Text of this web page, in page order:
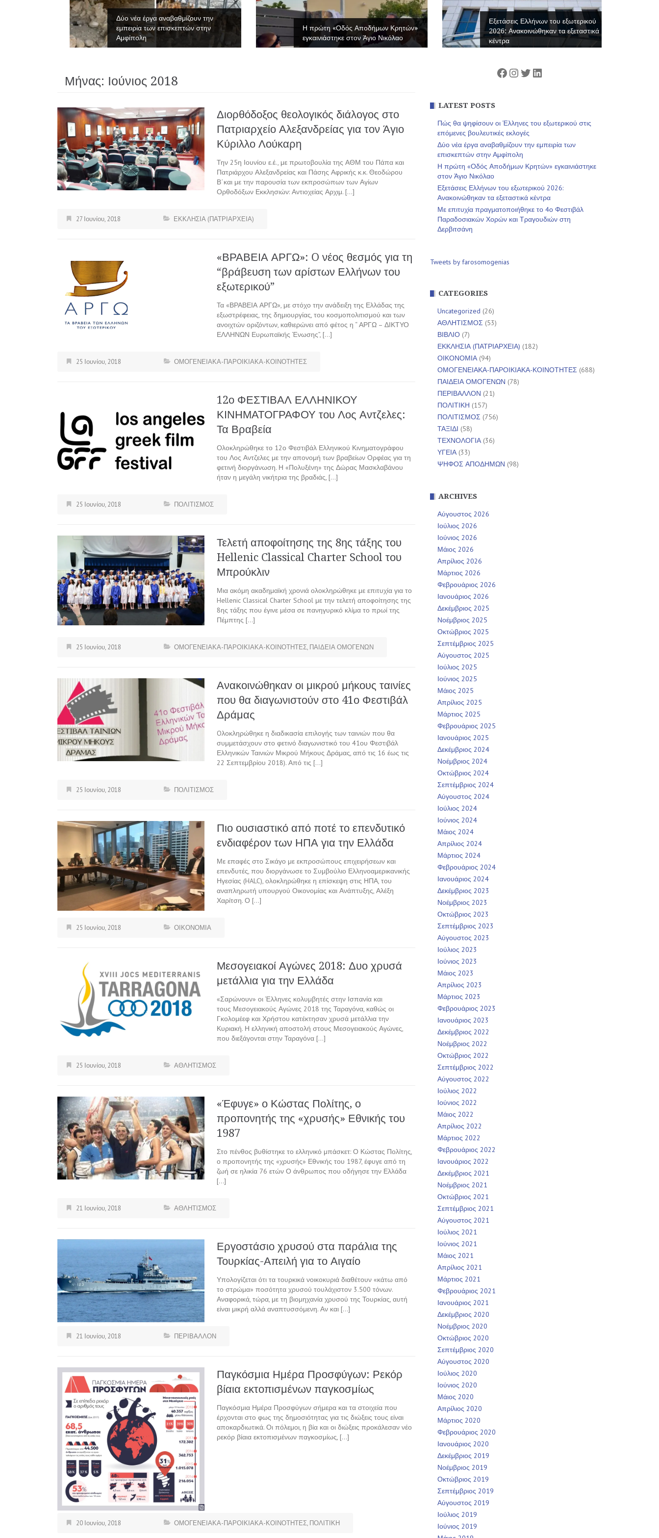
Δύο νέα έργα αναβαθμίζουν την
εμπειρία των επισκεπτών στην
Αμφίπολη
Η πρώτη «Οδός Αποδήμων Κρητών»
εγκαινιάστηκε στον Άγιο Νικόλαο
Εξετάσεις Ελλήνων του εξωτερικού
2026: Ανακοινώθηκαν τα εξεταστικά
κέντρα
Μήνας: Ιούνιος 2018
Διορθόδοξος θεολογικός διάλογος στο
Πατριαρχείο Αλεξανδρείας για τον Άγιο
Κύριλλο Λούκαρη
Την 25η Ιουνίου ε.έ., με πρωτοβουλία της ΑΘΜ του Πάπα και
Πατριάρχου Αλεξανδρείας και Πάσης Αφρικής κ.κ. Θεοδώρου
Β΄και με την παρουσία των εκπροσώπων των Αγίων
Ορθοδόξων Εκκλησιών: Αντιοχείας Αρχιμ. […]
27 Ιουνίου, 2018 ΕΚΚΛΗΣΙΑ (ΠΑΤΡΙΑΡΧΕΙΑ)
«ΒΡΑΒΕΙΑ ΑΡΓΩ»: O νέος θεσμός για τη
“βράβευση των αρίστων Ελλήνων του
εξωτερικού”
Τα «ΒΡΑΒΕΙΑ ΑΡΓΩ», με στόχο την ανάδειξη της Ελλάδας της
εξωστρέφειας, της δημιουργίας, του κοσμοπολιτισμού και των
ανοιχτών οριζόντων, καθιερώνει από φέτος η “ ΑΡΓΩ – ΔΙΚΤΥΟ
ΕΛΛΗΝΩΝ Ευρωπαϊκής Ένωσης”, […]
25 Ιουνίου, 2018 ΟΜΟΓΕΝΕΙΑΚΑ-ΠΑΡΟΙΚΙΑΚΑ-ΚΟΙΝΟΤΗΤΕΣ
12ο ΦΕΣΤΙΒΑΛ ΕΛΛΗΝΙΚΟΥ
ΚΙΝΗΜΑΤΟΓΡΑΦΟΥ του Λος Αντζελες:
Τα Βραβεία
Ολοκληρώθηκε το 12ο Φεστιβάλ Ελληνικού Κινηματογράφου
του Λος Αντζελες με την απονομή των βραβείων Ορφέας για τη
φετινή διοργάνωση. Η «Πολυξένη» της Δώρας Μασκλαβάνου
ήταν η μεγάλη νικήτρια της βραδιάς, […]
25 Ιουνίου, 2018 ΠΟΛΙΤΙΣΜΟΣ
Τελετή αποφοίτησης της 8ης τάξης του
Hellenic Classical Charter School του
Μπρούκλιν
Μια ακόμη ακαδημαϊκή χρονιά ολοκληρώθηκε με επιτυχία για το
Hellenic Classical Charter School με την τελετή αποφοίτησης της
8ης τάξης που έγινε μέσα σε πανηγυρικό κλίμα το πρωί της
Πέμπτης […]
25 Ιουνίου, 2018 ΟΜΟΓΕΝΕΙΑΚΑ-ΠΑΡΟΙΚΙΑΚΑ-ΚΟΙΝΟΤΗΤΕΣ, ΠΑΙΔΕΙΑ ΟΜΟΓΕΝΩΝ
Ανακοινώθηκαν οι μικρού μήκους ταινίες
που θα διαγωνιστούν στο 41ο Φεστιβάλ
Δράμας
Oλοκληρώθηκε η διαδικασία επιλογής των ταινιών που θα
συμμετάσχουν στο φετινό διαγωνιστικό του 41ου Φεστιβάλ
Ελληνικών Ταινιών Μικρού Μήκους Δράμας, από τις 16 έως τις
22 Σεπτεμβρίου 2018). Από τις […]
25 Ιουνίου, 2018 ΠΟΛΙΤΙΣΜΟΣ
Πιο ουσιαστικό από ποτέ το επενδυτικό
ενδιαφέρον των ΗΠΑ για την Ελλάδα
Με επαφές στο Σικάγο με εκπροσώπους επιχειρήσεων και
επενδυτές, που διοργάνωσε το Συμβούλιο Ελληνοαμερικανικής
Ηγεσίας (HALC), ολοκληρώθηκε η επίσκεψη στις ΗΠΑ, του
αναπληρωτή υπουργού Οικονομίας και Ανάπτυξης, Αλέξη
Χαρίτση. Ο […]
25 Ιουνίου, 2018 ΟΙΚΟΝΟΜΙΑ
Μεσογειακοί Αγώνες 2018: Δυο χρυσά
μετάλλια για την Ελλάδα
«Σαρώνουν» οι Έλληνες κολυμβητές στην Ισπανία και
τους Μεσογειακούς Αγώνες 2018 της Ταραγόνα, καθώς οι
Γκολομέεφ και Χρήστου κατέκτησαν χρυσά μετάλλια την
Κυριακή. Η ελληνική αποστολή στους Μεσογειακούς Αγώνες,
που διεξάγονται στην Ταραγόνα […]
25 Ιουνίου, 2018 ΑΘΛΗΤΙΣΜΟΣ
«Έφυγε» ο Κώστας Πολίτης, ο
προπονητής της «χρυσής» Εθνικής του
1987
Στο πένθος βυθίστηκε το ελληνικό μπάσκετ: Ο Κώστας Πολίτης,
ο προπονητής της «χρυσής» Εθνικής του 1987, έφυγε από τη
ζωή σε ηλικία 76 ετών Ο άνθρωπος που οδήγησε την Ελλάδα
[…]
21 Ιουνίου, 2018 ΑΘΛΗΤΙΣΜΟΣ
Εργοστάσιο χρυσού στα παράλια της
Τουρκίας-Απειλή για το Αιγαίο
Υπολογίζεται ότι τα τουρκικά νοικοκυριά διαθέτουν «κάτω από
το στρώμα» ποσότητα χρυσού τουλάχιστον 3.500 τόνων.
Αναφορικά, τώρα, με τη βιομηχανία χρυσού της Τουρκίας, αυτή
είναι μικρή αλλά αναπτυσσόμενη. Αν και […]
21 Ιουνίου, 2018 ΠΕΡΙΒΑΛΛΟΝ
Παγκόσμια Ημέρα Προσφύγων: Ρεκόρ
βίαια εκτοπισμένων παγκοσμίως
Παγκόσμια Ημέρα Προσφύγων σήμερα και τα στοιχεία που
έρχονται στο φως της δημοσιότητας για τις διώξεις τους είναι
αποκαρδιωτικά. Οι πόλεμοι, η βία και οι διώξεις προκάλεσαν νέο
ρεκόρ βίαια εκτοπισμένων παγκοσμίως, […]
20 Ιουνίου, 2018 ΟΜΟΓΕΝΕΙΑΚΑ-ΠΑΡΟΙΚΙΑΚΑ-ΚΟΙΝΟΤΗΤΕΣ, ΠΟΛΙΤΙΚΗ
Facebook
Instagram
Twitter
Linkedin
LATEST POSTS
Πώς θα ψηφίσουν οι Έλληνες του εξωτερικού στις
επόμενες βουλευτικές εκλογές
Δύο νέα έργα αναβαθμίζουν την εμπειρία των
επισκεπτών στην Αμφίπολη
Η πρώτη «Οδός Αποδήμων Κρητών» εγκαινιάστηκε
στον Άγιο Νικόλαο
Εξετάσεις Ελλήνων του εξωτερικού 2026:
Ανακοινώθηκαν τα εξεταστικά κέντρα
Με επιτυχία πραγματοποιήθηκε το 4ο Φεστιβάλ
Παραδοσιακών Χορών και Τραγουδιών στη
Δερβιτσάνη
Tweets by farosomogenias
CATEGORIES
Uncategorized (26)
ΑΘΛΗΤΙΣΜΟΣ (53)
ΒΙΒΛΙΟ (7)
ΕΚΚΛΗΣΙΑ (ΠΑΤΡΙΑΡΧΕΙΑ) (182)
ΟΙΚΟΝΟΜΙΑ(94)
ΟΜΟΓΕΝΕΙΑΚΑ-ΠΑΡΟΙΚΙΑΚΑ-ΚΟΙΝΟΤΗΤΕΣ (688)
ΠΑΙΔΕΙΑ ΟΜΟΓΕΝΩΝ (78)
ΠΕΡΙΒΑΛΛΟΝ (21)
ΠΟΛΙΤΙΚΗ (157)
ΠΟΛΙΤΙΣΜΟΣ (756)
ΤΑΞΙΔΙ (58)
ΤΕΧΝΟΛΟΓΙΑ(36)
ΥΓΕΙΑ(33)
ΨΗΦΟΣ ΑΠΟΔΗΜΩΝ (98)
ARCHIVES
Αύγουστος 2026
Ιούλιος 2026
Ιούνιος 2026
Μάιος 2026
Απρίλιος 2026
Μάρτιος 2026
Φεβρουάριος 2026
Ιανουάριος 2026
Δεκέμβριος 2025
Νοέμβριος 2025
Οκτώβριος 2025
Σεπτέμβριος 2025
Αύγουστος 2025
Ιούλιος 2025
Ιούνιος 2025
Μάιος 2025
Απρίλιος 2025
Μάρτιος 2025
Φεβρουάριος 2025
Ιανουάριος 2025
Δεκέμβριος 2024
Νοέμβριος 2024
Οκτώβριος 2024
Σεπτέμβριος 2024
Αύγουστος 2024
Ιούλιος 2024
Ιούνιος 2024
Μάιος 2024
Απρίλιος 2024
Μάρτιος 2024
Φεβρουάριος 2024
Ιανουάριος 2024
Δεκέμβριος 2023
Νοέμβριος 2023
Οκτώβριος 2023
Σεπτέμβριος 2023
Αύγουστος 2023
Ιούλιος 2023
Ιούνιος 2023
Μάιος 2023
Απρίλιος 2023
Μάρτιος 2023
Φεβρουάριος 2023
Ιανουάριος 2023
Δεκέμβριος 2022
Νοέμβριος 2022
Οκτώβριος 2022
Σεπτέμβριος 2022
Αύγουστος 2022
Ιούλιος 2022
Ιούνιος 2022
Μάιος 2022
Απρίλιος 2022
Μάρτιος 2022
Φεβρουάριος 2022
Ιανουάριος 2022
Δεκέμβριος 2021
Νοέμβριος 2021
Οκτώβριος 2021
Σεπτέμβριος 2021
Αύγουστος 2021
Ιούλιος 2021
Ιούνιος 2021
Μάιος 2021
Απρίλιος 2021
Μάρτιος 2021
Φεβρουάριος 2021
Ιανουάριος 2021
Δεκέμβριος 2020
Νοέμβριος 2020
Οκτώβριος 2020
Σεπτέμβριος 2020
Αύγουστος 2020
Ιούλιος 2020
Ιούνιος 2020
Μάιος 2020
Απρίλιος 2020
Μάρτιος 2020
Φεβρουάριος 2020
Ιανουάριος 2020
Δεκέμβριος 2019
Νοέμβριος 2019
Οκτώβριος 2019
Σεπτέμβριος 2019
Αύγουστος 2019
Ιούλιος 2019
Ιούνιος 2019